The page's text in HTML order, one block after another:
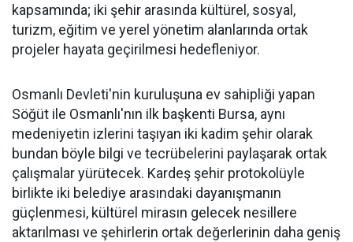
kapsamında; iki şehir arasında kültürel, sosyal,
turizm, eğitim ve yerel yönetim alanlarında ortak
projeler hayata geçirilmesi hedefleniyor.
Osmanlı Devleti'nin kuruluşuna ev sahipliği yapan
Söğüt ile Osmanlı'nın ilk başkenti Bursa, aynı
medeniyetin izlerini taşıyan iki kadim şehir olarak
bundan böyle bilgi ve tecrübelerini paylaşarak ortak
çalışmalar yürütecek. Kardeş şehir protokolüyle
birlikte iki belediye arasındaki dayanışmanın
güçlenmesi, kültürel mirasın gelecek nesillere
aktarılması ve şehirlerin ortak değerlerinin daha geniş